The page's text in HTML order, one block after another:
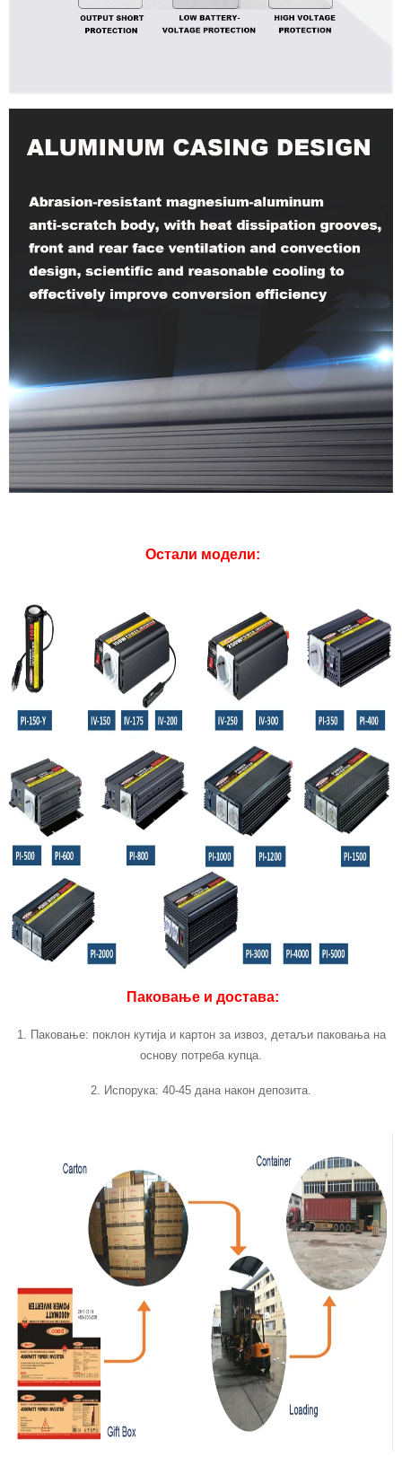
Остали модели:
Паковање и достава:
1. Паковање: поклон кутија и картон за извоз, детаљи паковања на
основу потреба купца.
2. Испорука: 40-45 дана након депозита.